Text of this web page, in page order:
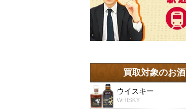
買取対象のお酒
ウイスキー
WHISKY